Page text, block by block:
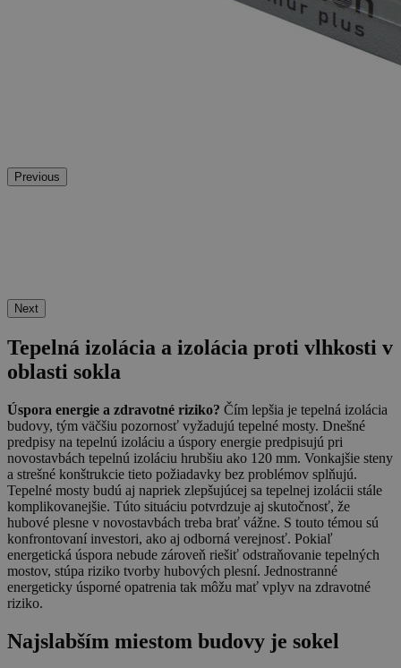
Previous
Next
Tepelná izolácia a izolácia proti vlhkosti v
oblasti sokla
Úspora energie a zdravotné riziko? Čím lepšia je tepelná izolácia
budovy, tým väčšiu pozornosť vyžadujú tepelné mosty. Dnešné
predpisy na tepelnú izoláciu a úspory energie predpisujú pri
novostavbách tepelnú izoláciu hrubšiu ako 120 mm. Vonkajšie steny
a strešné konštrukcie tieto požiadavky bez problémov splňujú.
Tepelné mosty budú aj napriek zlepšujúcej sa tepelnej izolácii stále
komplikovanejšie. Túto situáciu potvrdzuje aj skutočnosť, že
hubové plesne v novostavbách treba brať vážne. S touto témou sú
konfrontovaní investori, ako aj odborná verejnosť. Pokiaľ
energetická úspora nebude zároveň riešiť odstraňovanie tepelných
mostov, stúpa riziko tvorby hubových plesní. Jednostranné
energeticky úsporné opatrenia tak môžu mať vplyv na zdravotné
riziko.
Najslabším miestom budovy je sokel